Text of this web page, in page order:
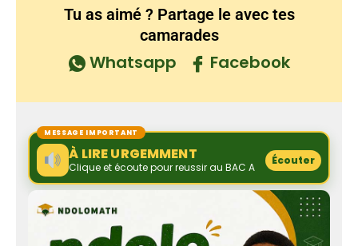
Tu as aimé ? Partage le avec tes
camarades
Whatsapp Facebook
MESSAGE IMPORTANT
À LIRE URGEMMENT
Clique et écoute pour reussir au BAC A
Écouter